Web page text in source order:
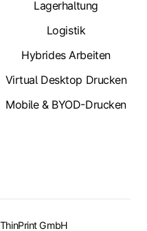
Lagerhaltung
Logistik
Hybrides Arbeiten
Virtual Desktop Drucken
Mobile & BYOD-Drucken
GmbH